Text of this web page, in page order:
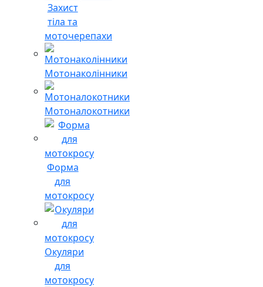
Захист
тіла та
моточерепахи
Мотонаколінники
Мотоналокотники
Форма
для
мотокросу
Окуляри
для
мотокросу